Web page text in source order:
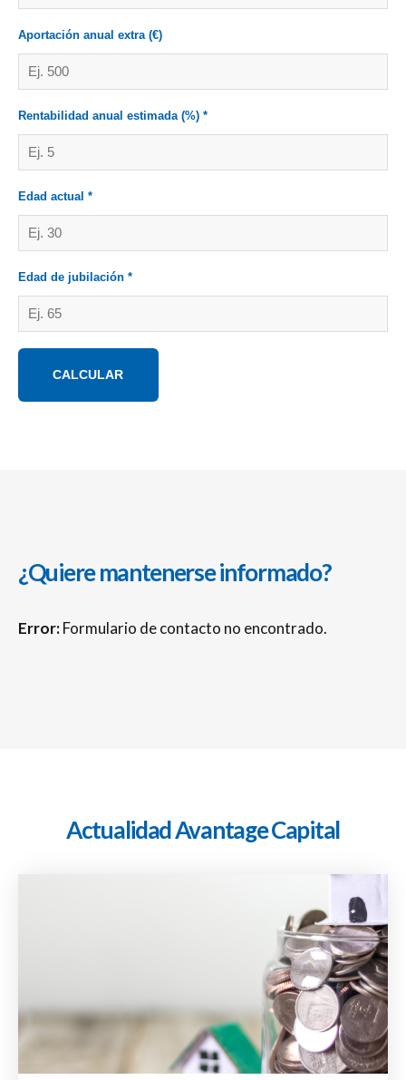
Aportación anual extra (€)
Rentabilidad anual estimada (%) *
Edad actual *
Edad de jubilación *
CALCULAR
¿Quiere mantenerse informado?
Error:Formulario de contacto no encontrado.
Actualidad Avantage Capital